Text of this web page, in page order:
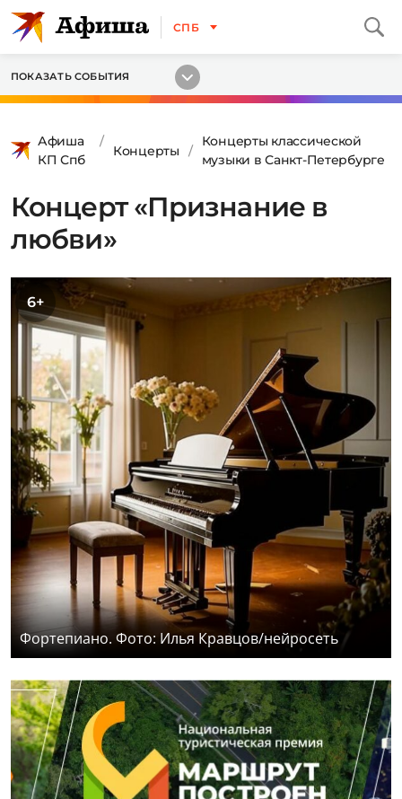
СПБ
ПОКАЗАТЬ СОБЫТИЯ
Афиша
КП Спб
Концерты
Концерты классической
музыки в Санкт-Петербурге
Концерт «Признание в
любви»
6+
Фортепиано. Фото: Илья Кравцов/нейросеть